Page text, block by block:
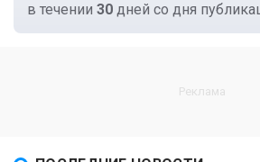
в течении 30 дней со дня